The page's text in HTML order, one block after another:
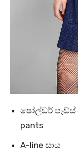
ෂෝල්ඩර් පෑඩ්ස්
pants
A-line සාය